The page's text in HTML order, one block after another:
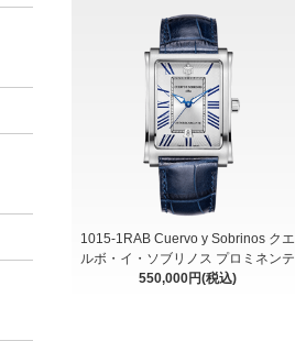
1015-1RAB Cuervo y Sobrinos クエ
ルボ・イ・ソブリノス プロミネンテ
550,000円(税込)